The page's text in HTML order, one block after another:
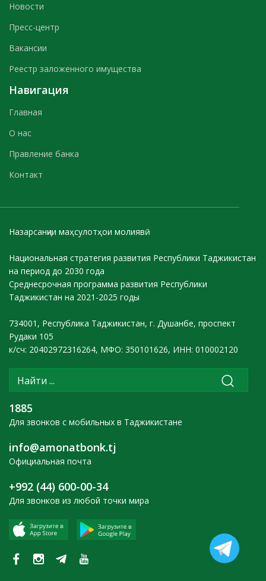
Новости
Пресс-центр
Вакансии
Реестр заложенного имущества
Навигация
Главная
О нас
Правление банка
Контакт
Назарсанҷии маҳсулотҳои молиявӣ
Национальная стратегия развития Республики Таджикистан
на период до 2030 года
Среднесрочная программа развития Республики
Таджикистан на 2021-2025 годы
734001, Республика Таджикистан, г. Душанбе, проспект
Рудаки 105
к/сч: 20402972316264, МФО: 350101626, ИНН: 010002120
1885
Для звонков с мобильных в Таджикистане
info@amonatbonk.tj
Официальная почта
+992 (44) 600-00-34
Для звонков из любой точки мира